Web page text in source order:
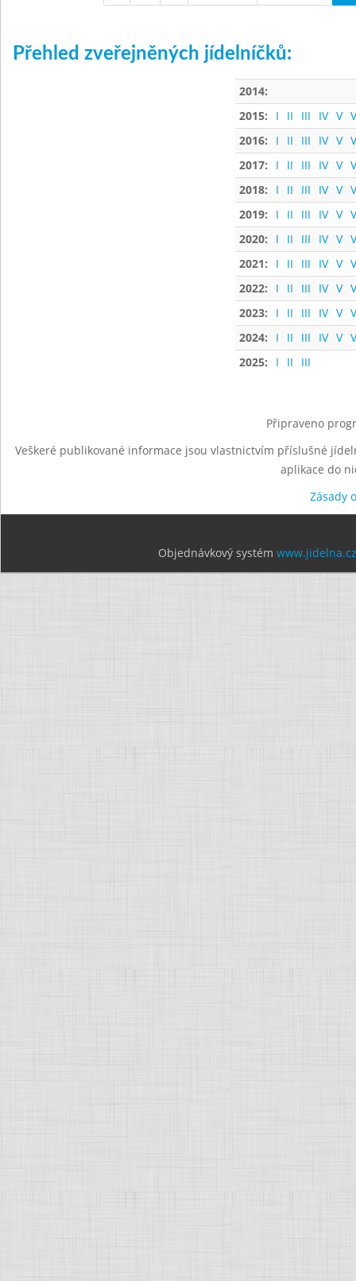
Přehled zveřejněných jídelníčků:
2014:
2015:
I II III IV V
2016:
I II III IV V
2017:
I II III IV V
2018:
I II III IV V
2019:
I II III IV V
2020:
I II III IV V
2021:
I II III IV V
2022:
I II III IV V
2023:
I II III IV V
2024:
I II III IV V
2025:
I II III
Připraveno
Veškeré publikované informace jsou vlastnictvím příslušné
aplikace do
Zásady
Objednávkový systém www.jidelna.cz